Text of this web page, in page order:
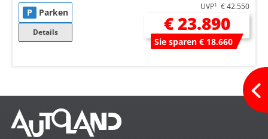
P Parken
Details
UVP1 € 42.550
€ 23.890
Sie sparen € 18.660